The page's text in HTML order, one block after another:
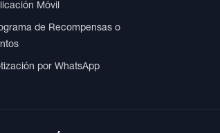
Móvil
de Recompensas o
por WhatsApp